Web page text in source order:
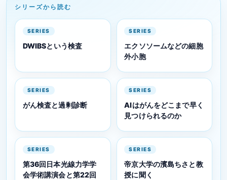
シリーズから読む
SERIES
DWIBSという検査
SERIES
エクソソームなどの細胞
外小胞
SERIES
がん検査と過剰診断
SERIES
AIはがんをどこまで早く
見つけられるのか
SERIES
第36回日本光線力学学
会学術講演会と第22回
SERIES
帝京大学の濱島ちさと教
授に聞く